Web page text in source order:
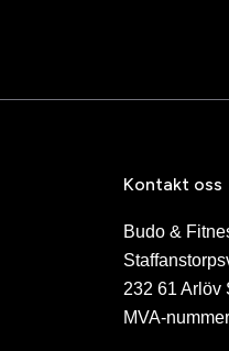
Kontakt oss
Budo &
232 61 Arlöv
MVA-